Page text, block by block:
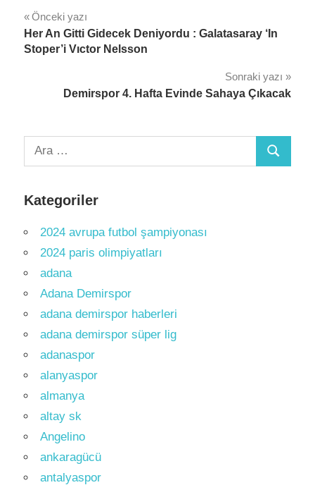
Yazı
gezinmesi
Önceki yazı
Her An Gitti Gidecek Deniyordu : Galatasaray ‘In
Stoper’i Vıctor Nelsson
Sonraki yazı
Demirspor 4. Hafta Evinde Sahaya Çıkacak
Arama:
Ara
Kategoriler
2024 avrupa futbol şampiyonası
2024 paris olimpiyatları
adana
Adana Demirspor
adana demirspor haberleri
adana demirspor süper lig
adanaspor
alanyaspor
almanya
altay sk
Angelino
ankaragücü
antalyaspor